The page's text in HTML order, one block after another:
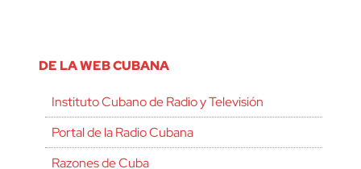
DE LA WEB CUBANA
Instituto Cubano de Radio y Televisión
Portal de la Radio Cubana
Razones de Cuba